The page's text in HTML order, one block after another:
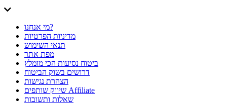
מי אנחנו?
מדיניות הפרטיות
תנאי השימוש
מפת אתר
ביטוח נסיעות הכי מומלץ
דרושים בשוק הביטוח
הצהרת נגישות
שיווק שותפים Affiliate
שאלות ותשובות